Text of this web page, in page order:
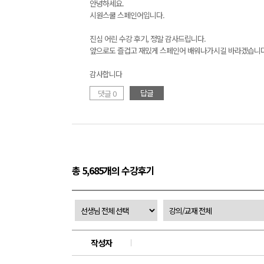
안녕하세요.
시원스쿨 스페인어입니다.
진심 어린 수강 후기, 정말 감사드립니다.
앞으로도 즐겁고 재밌게 스페인어 배워나가시길 바라겠습니
감사합니다
댓글 0
답글
총 5,685개의 수강후기
작성자